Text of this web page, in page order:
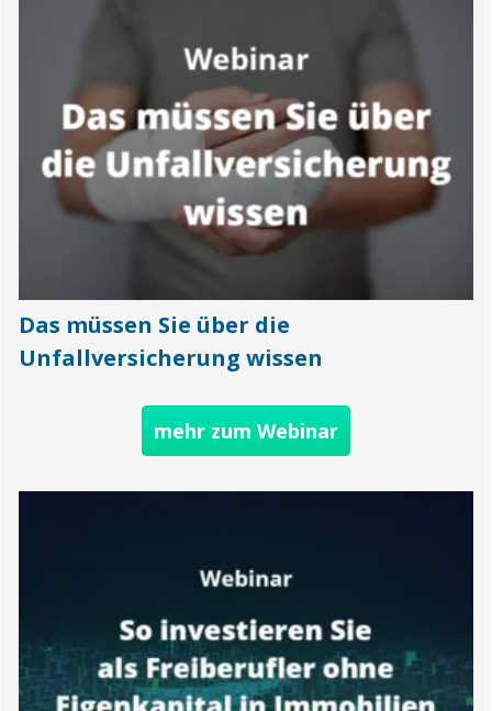
Das müssen Sie über die
Unfallversicherung wissen
mehr zum Webinar